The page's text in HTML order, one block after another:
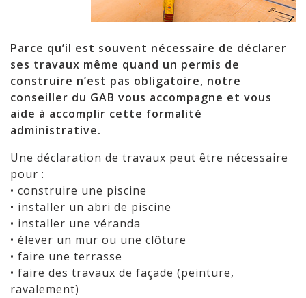
Parce qu’il est souvent nécessaire de déclarer
ses travaux même quand un permis de
construire n’est pas obligatoire, notre
conseiller du GAB vous accompagne et vous
aide à accomplir cette formalité
administrative.
Une déclaration de travaux peut être nécessaire
pour :
• construire une piscine
• installer un abri de piscine
• installer une véranda
• élever un mur ou une clôture
• faire une terrasse
• faire des travaux de façade (peinture,
ravalement)